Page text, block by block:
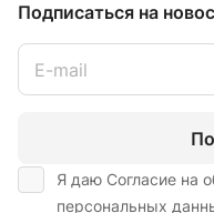
Подписаться на
Я даю Согласие на
персональных